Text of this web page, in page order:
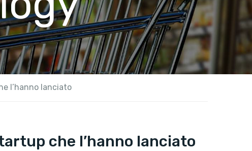
l’hanno lanciato
che l’hanno lanciato